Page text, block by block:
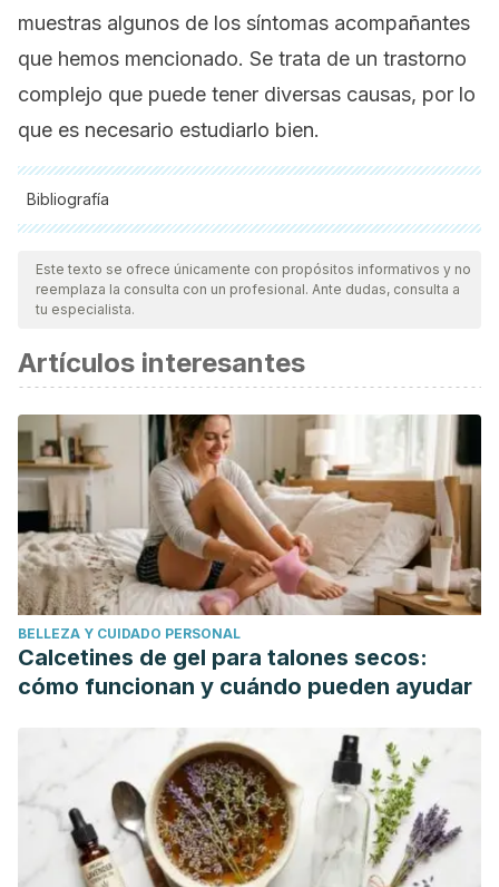
muestras algunos de los síntomas acompañantes
que hemos mencionado. Se trata de un trastorno
complejo que puede tener diversas causas, por lo
que es necesario estudiarlo bien.
Bibliografía
Todas las fuentes citadas fueron revisadas a profundidad por
nuestro equipo, para asegurar su calidad, confiabilidad,
vigencia y validez.La bibliografía de este artículo fue
científica.
Vértigo:diagnóstico y tratamiento. Clínica Universidad de
Navarra. (n.d.). Retrieved December 16, 2019, from
https://www.cun.es/enfermedades-
tratamientos/enfermedades/vertigo
Vértigo o mareo. (n.d.). Retrieved December 16, 2019, from
https://www.fesemi.org/informacion-pacientes/conozca-
mejor-su-enfermedad/vertigo-o-mareo
Vértigo y Mareos: Síntomas, Causas y Tratamiento | GAES.
(n.d.). Retrieved December 16, 2019, from
https://www.gaes.es/enfermedades-oido/infecciones-
problemas-oido/vertigo-y-mareos
Vértigo tratamientos e información en CuidatePlus. (n.d.).
Retrieved December 16, 2019, from
https://cuidateplus.marca.com/enfermedades/neurologicas/
Este texto se ofrece únicamente con propósitos informativos y no
reemplaza la consulta con un profesional. Ante dudas, consulta a
tu especialista.
Artículos interesantes
BELLEZA Y CUIDADO PERSONAL
Calcetines de gel para talones secos:
cómo funcionan y cuándo pueden ayudar